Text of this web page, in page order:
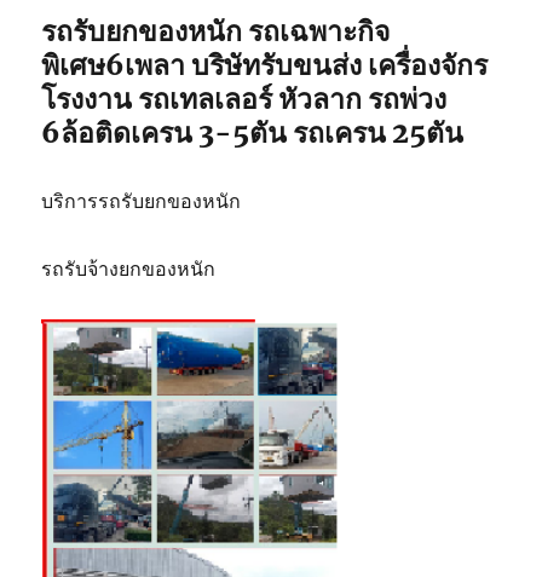
รถรับยกของหนัก รถเฉพาะกิจ
พิเศษ6เพลา บริษัทรับขนส่ง เครื่องจักร
โรงงาน รถเทลเลอร์ หัวลาก รถพ่วง
6ล้อติดเครน 3-5ตัน รถเครน 25ตัน
บริการรถรับยกของหนัก
รถรับจ้างยกของหนัก